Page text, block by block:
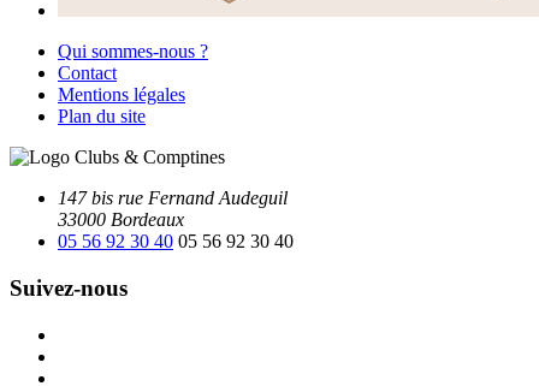
Qui sommes-nous ?
Contact
Mentions légales
Plan du site
147 bis rue Fernand Audeguil
33000 Bordeaux
05 56 92 30 40 05 56 92 30 40
Suivez-nous